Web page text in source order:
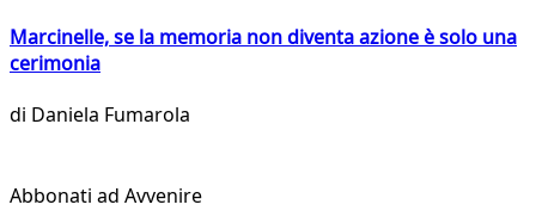
Marcinelle, se la memoria non diventa azione è solo una
cerimonia
di Daniela Fumarola
Abbonati ad Avvenire